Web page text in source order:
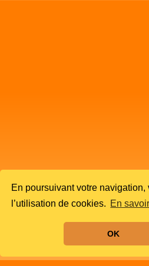
En poursuivant votre navigation,
l’utilisation de cookies. En
OK